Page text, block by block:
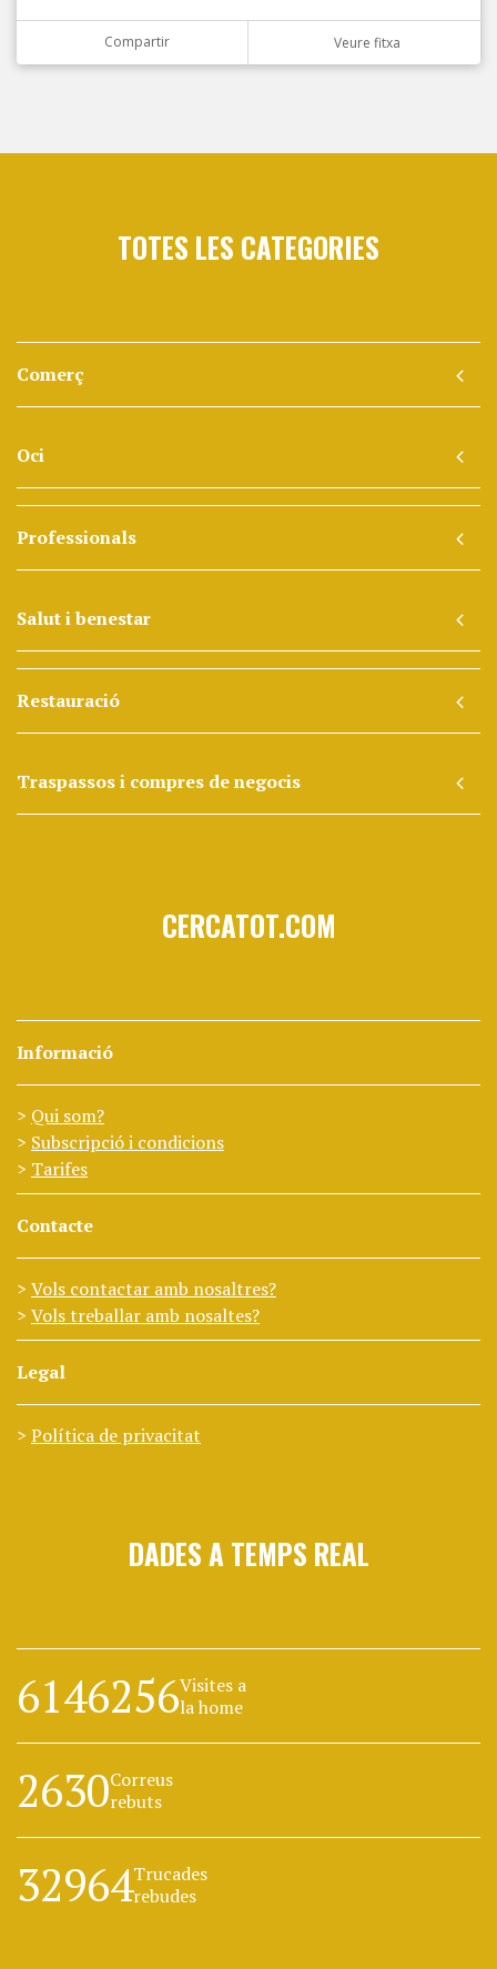
Compartir Veure fitxa
TOTES LES CATEGORIES
Comerç
Oci
Professionals
Salut i benestar
Restauració
Traspassos i compres de negocis
CERCATOT.COM
Informació
Qui som?
Subscripció i condicions
Tarifes
Contacte
Vols contactar amb nosaltres?
Vols treballar amb nosaltes?
Legal
Política de privacitat
DADES A TEMPS REAL
6146256Visites a
la home
2630Correus
rebuts
32964Trucades
rebudes